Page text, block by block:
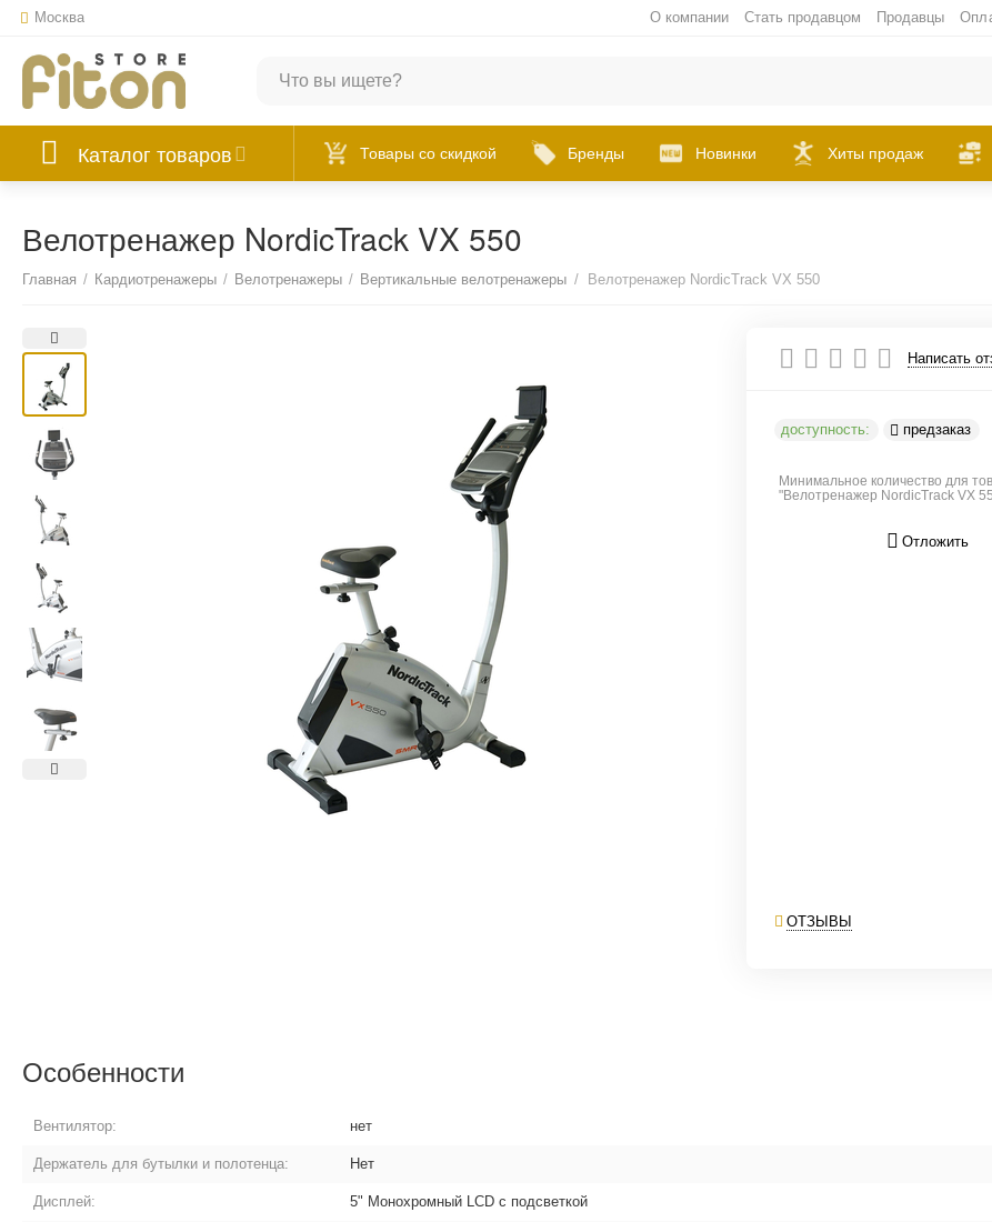
Москва О компании Стать продавцом Продавцы
Каталог товаров Товары со скидкой Бренды Новинки Хиты продаж
Велотренажер NordicTrack VX 550
Главная / Кардиотренажеры / Велотренажеры / Вертикальные велотренажеры / Велотренажер NordicTrack VX 550
Написать
доступность: предзаказ
Минимальное количество для
"Велотренажер NordicTrack VX
Отложить
ОТЗЫВЫ
Особенности
Вентилятор: нет
Держатель для бутылки и полотенца: Нет
Дисплей: 5" Монохромный LCD с подсветкой